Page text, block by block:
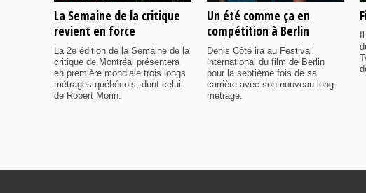
La Semaine de la critique
revient en force
La 2e édition de la Semaine de la
critique de Montréal présentera
en première mondiale trois longs
métrages québécois, dont celui
de Robert Morin.
Un été comme ça en
compétition à Berlin
Denis Côté ira au Festival
international du film de Berlin
pour la septième fois de sa
carrière avec son nouveau long
métrage.